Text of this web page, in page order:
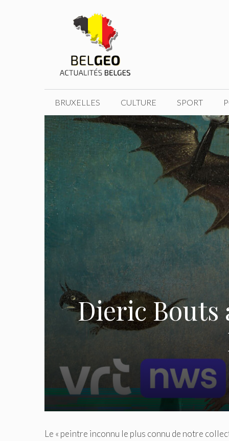
BRUXELLES CULTURE SPORT
Dieric Bouts
Le « peintre inconnu le plus connu de notre